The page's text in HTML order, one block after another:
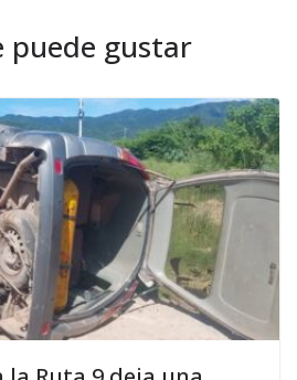
puede gustar